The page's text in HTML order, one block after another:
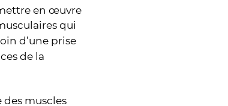
en œuvre
qui
d’une prise
de la
des muscles